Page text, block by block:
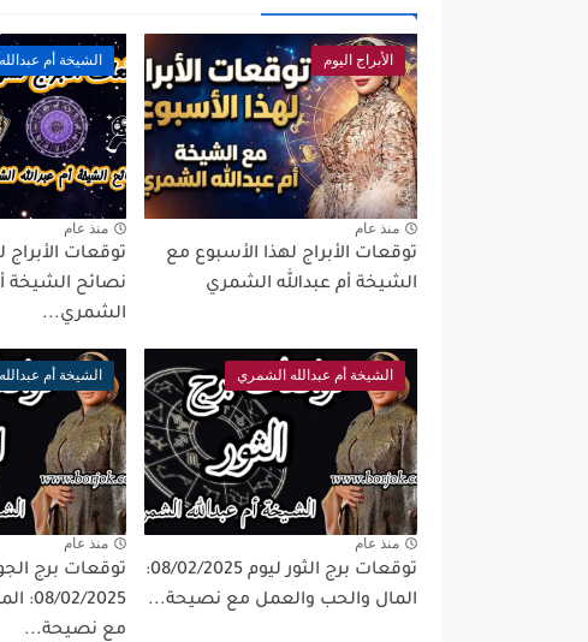
الأبراج اليوم
منذ عام
توقعات الأبراج لهذا الأسبوع مع
الشيخة أم عبدالله الشمري
الشيخة أم
منذ عام
نصائح الشيخة
الشمري...
الشيخة أم عبدالله الشمري
منذ عام
توقعات برج الثور ليوم 08/02/2025:
المال والحب والعمل مع نصيحة...
الشيخة أم
منذ عام
توقعات برج
08/
مع نصيحة...